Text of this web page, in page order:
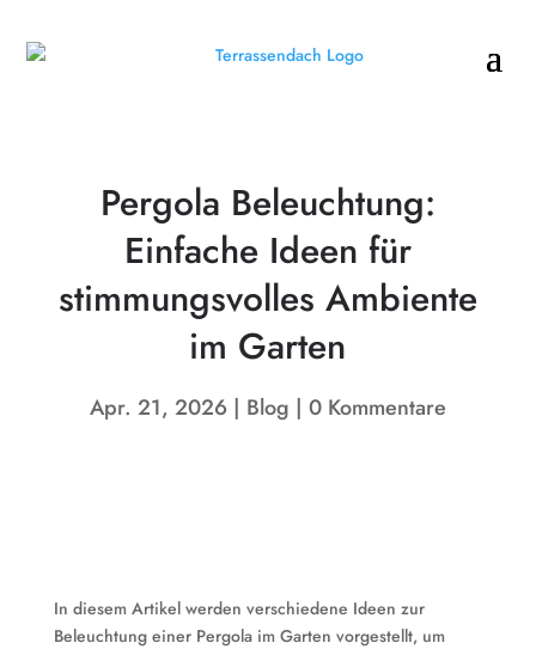
Pergola Beleuchtung:
Einfache Ideen für
stimmungsvolles Ambiente
im Garten
Apr. 21, 2026 Blog 0 Kommentare
In diesem Artikel werden verschiedene Ideen zur
Beleuchtung einer Pergola im Garten vorgestellt, um